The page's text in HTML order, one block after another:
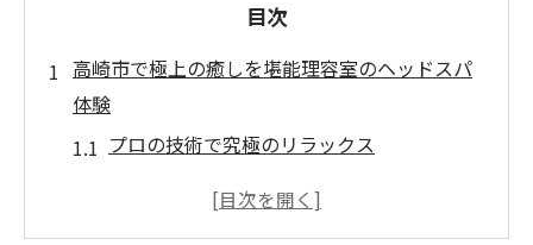
目次
高崎市で極上の癒しを堪能理容室のヘッドスパ
体験
プロの技術で究極のリラックス
頭皮マッサージの驚くべき効果